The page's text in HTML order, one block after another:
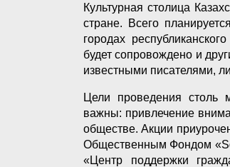
Культурная столица
стране. Всего
городах
будет сопровождено и
известными писателями,
Цели проведения столь
важны: привлечение
обществе. Акции
Общественным Фондом
«Центр поддержки